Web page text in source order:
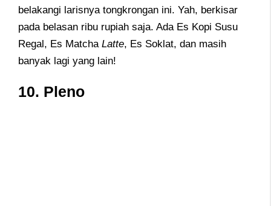
belakangi larisnya tongkrongan ini. Yah, berkisar
pada belasan ribu rupiah saja. Ada Es Kopi Susu
Regal, Es Matcha Latte, Es Soklat, dan masih
banyak lagi yang lain!
10. Pleno